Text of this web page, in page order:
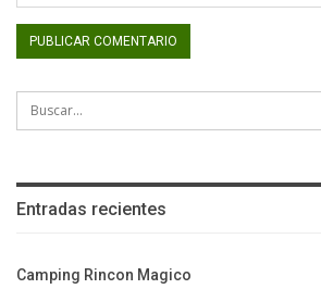
Entradas recientes
Camping Rincon Magico